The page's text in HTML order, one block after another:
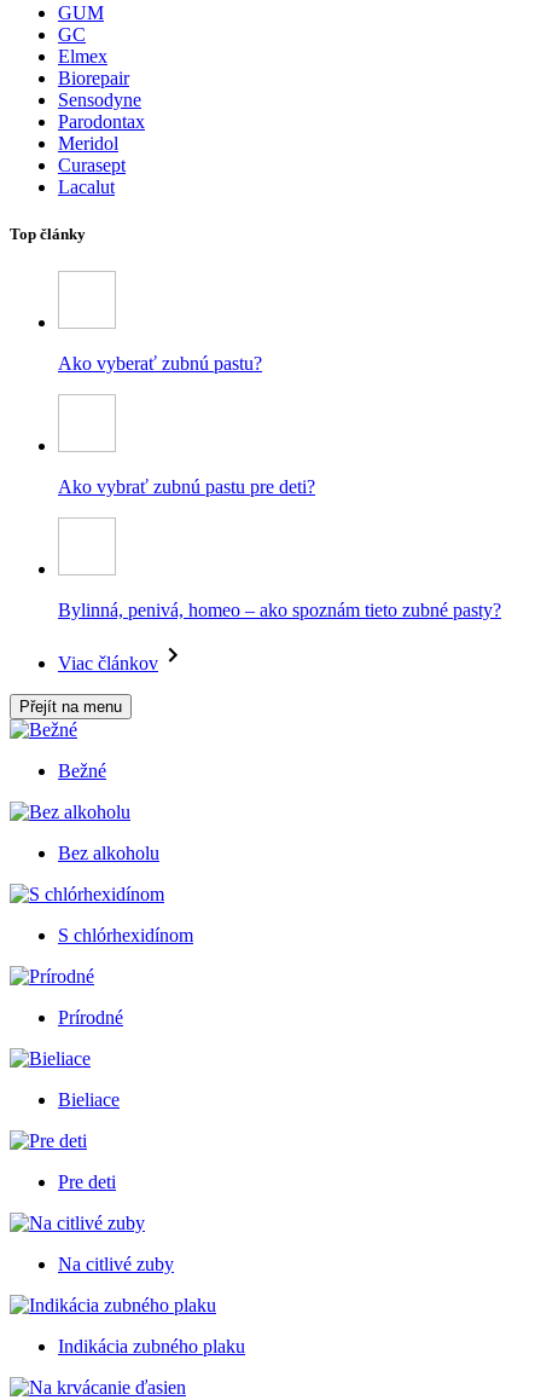
GUM
GC
Elmex
Biorepair
Sensodyne
Parodontax
Meridol
Curasept
Lacalut
Top články
Ako vyberať zubnú pastu?
Ako vybrať zubnú pastu pre deti?
Bylinná, penivá, homeo – ako spoznám tieto zubné pasty?
Viac článkov
Přejít na menu
Bežné
Bez alkoholu
S chlórhexidínom
Prírodné
Bieliace
Pre deti
Na citlivé zuby
Indikácia zubného plaku